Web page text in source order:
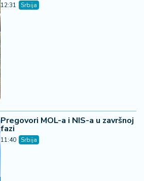
12:31 Srbija
Pregovori MOL-a i NIS-a u završnoj
fazi
11:40 Srbija